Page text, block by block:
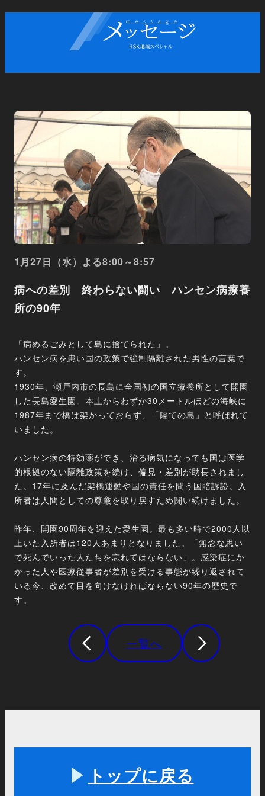
1月27日（水）よる8:00～8:57
病への差別 終わらない闘い ハンセン病療養
所の90年
「病めるごみとして島に捨てられた」。
ハンセン病を患い国の政策で強制隔離された男性の言葉で
す。
1930年、瀬戸内市の長島に全国初の国立療養所として開園
した長島愛生園。本土からわずか30メートルほどの海峡に
1987年まで橋は架かっておらず、「隔ての島」と呼ばれて
いました。
ハンセン病の特効薬ができ、治る病気になっても国は医学
的根拠のない隔離政策を続け、偏見・差別が助長されまし
た。17年に及んだ架橋運動や国の責任を問う国賠訴訟。入
所者は人間としての尊厳を取り戻すため闘い続けました。
昨年、開園90周年を迎えた愛生園。最も多い時で2000人以
上いた入所者は120人あまりとなりました。「無念な思い
で死んでいった人たちを忘れてはならない」。感染症にか
かった人や医療従事者が差別を受ける事態が繰り返されて
いる今、改めて目を向けなければならない90年の歴史で
す。
一覧へ
トップに戻る